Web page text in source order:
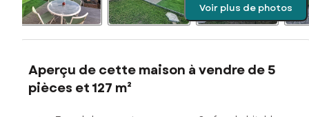
Voir plus de photos
Aperçu de cette maison à vendre de 5
pièces et 127 m²